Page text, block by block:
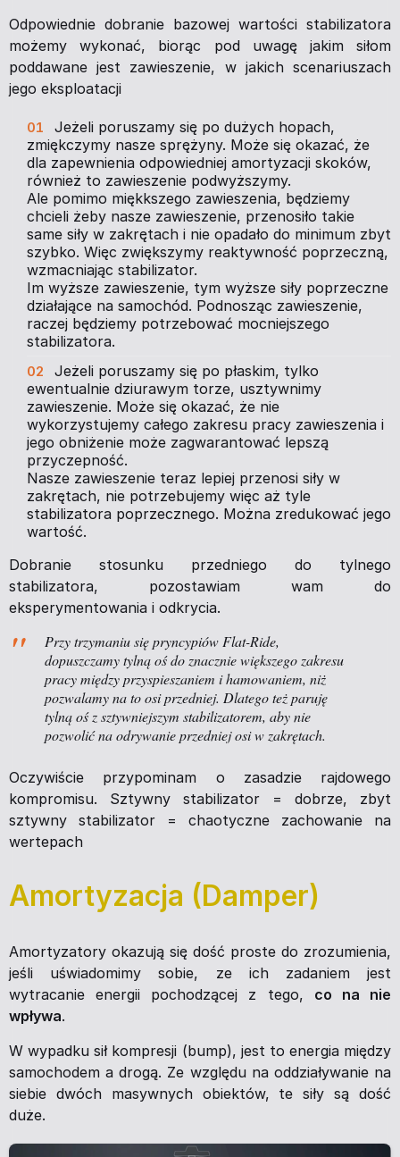
Odpowiednie dobranie bazowej wartości stabilizatora
możemy wykonać, biorąc pod uwagę jakim siłom
poddawane jest zawieszenie, w jakich scenariuszach
jego eksploatacji
Jeżeli poruszamy się po dużych hopach,
zmiękczymy nasze sprężyny. Może się okazać, że
dla zapewnienia odpowiedniej amortyzacji skoków,
również to zawieszenie podwyższymy.
Ale pomimo miękkszego zawieszenia, będziemy
chcieli żeby nasze zawieszenie, przenosiło takie
same siły w zakrętach i nie opadało do minimum zbyt
szybko. Więc zwiększymy reaktywność poprzeczną,
wzmacniając stabilizator.
Im wyższe zawieszenie, tym wyższe siły poprzeczne
działające na samochód. Podnosząc zawieszenie,
raczej będziemy potrzebować mocniejszego
stabilizatora.
Jeżeli poruszamy się po płaskim, tylko
ewentualnie dziurawym torze, usztywnimy
zawieszenie. Może się okazać, że nie
wykorzystujemy całego zakresu pracy zawieszenia i
jego obniżenie może zagwarantować lepszą
przyczepność.
Nasze zawieszenie teraz lepiej przenosi siły w
zakrętach, nie potrzebujemy więc aż tyle
stabilizatora poprzecznego. Można zredukować jego
wartość.
Dobranie stosunku przedniego do tylnego
stabilizatora, pozostawiam wam do
eksperymentowania i odkrycia.
Przy trzymaniu się pryncypiów Flat-Ride,
dopuszczamy tylną oś do znacznie większego zakresu
pracy między przyspieszaniem i hamowaniem, niż
pozwalamy na to osi przedniej. Dlatego też paruję
tylną oś z sztywniejszym stabilizatorem, aby nie
pozwolić na odrywanie przedniej osi w zakrętach.
Oczywiście przypominam o zasadzie rajdowego
kompromisu. Sztywny stabilizator = dobrze, zbyt
sztywny stabilizator = chaotyczne zachowanie na
wertepach
Amortyzacja (Damper)
Amortyzatory okazują się dość proste do zrozumienia,
jeśli uświadomimy sobie, ze ich zadaniem jest
wytracanie energii pochodzącej z tego, co na nie
wpływa.
W wypadku sił kompresji (bump), jest to energia między
samochodem a drogą. Ze względu na oddziaływanie na
siebie dwóch masywnych obiektów, te siły są dość
duże.